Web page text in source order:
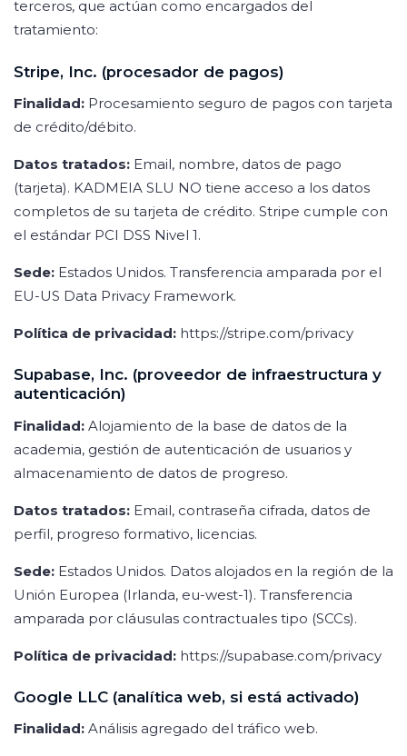
terceros, que actúan como encargados del
tratamiento:
Stripe, Inc. (procesador de pagos)
Finalidad: Procesamiento seguro de pagos con tarjeta
de crédito/débito.
Datos tratados: Email, nombre, datos de pago
(tarjeta). KADMEIA SLU NO tiene acceso a los datos
completos de su tarjeta de crédito. Stripe cumple con
el estándar PCI DSS Nivel 1.
Sede: Estados Unidos. Transferencia amparada por el
EU-US Data Privacy Framework.
Política de privacidad: https://stripe.com/privacy
Supabase, Inc. (proveedor de infraestructura y
autenticación)
Finalidad: Alojamiento de la base de datos de la
academia, gestión de autenticación de usuarios y
almacenamiento de datos de progreso.
Datos tratados: Email, contraseña cifrada, datos de
perfil, progreso formativo, licencias.
Sede: Estados Unidos. Datos alojados en la región de la
Unión Europea (Irlanda, eu-west-1). Transferencia
amparada por cláusulas contractuales tipo (SCCs).
Política de privacidad: https://supabase.com/privacy
Google LLC (analítica web, si está activado)
Finalidad: Análisis agregado del tráfico web.